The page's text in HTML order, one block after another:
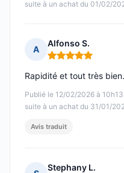
suite à un achat du 01/02/
A
Alfonso S.
Note : 5 sur 5
Publié le 12/02/2026 à 10h13
suite à un achat du 31/01/
Rapidité et tout très bien.
Avis traduit
Stephany L.